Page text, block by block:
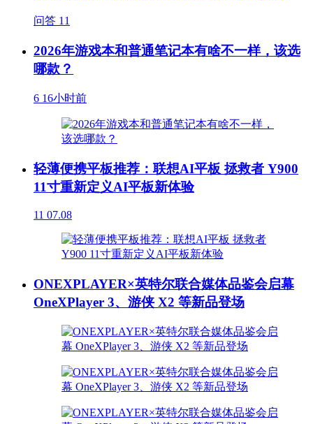
问答 11
2026年游戏本和普通笔记本有啥不一样，该选
哪款？
6 16小时前
轻薄便携平板推荐：联想AI平板 拯救者 Y900
11寸重新定义AI平板新体验
11 07.08
ONEXPLAYER×英特尔联合媒体品鉴会启幕
OneXPlayer 3、游侠 X2 等新品登场